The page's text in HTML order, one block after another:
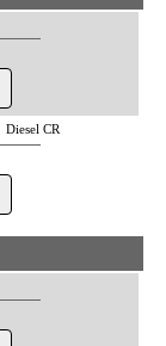
Diesel CR